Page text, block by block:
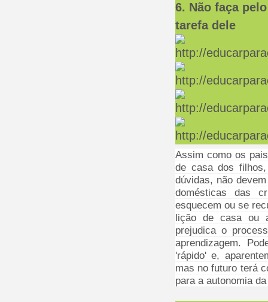
6. Não faça
tarefa dele
Assim como os
de casa dos
dúvidas, não
domésticas das
esquecem ou se
lição de casa ou
prejudica o
aprendizagem.
'rápido' e,
mas no futuro terá
para a autonomia